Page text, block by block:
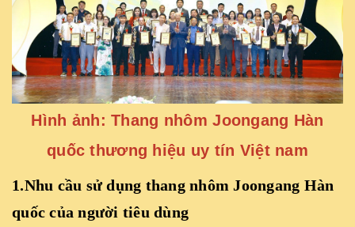
Hình ảnh: Thang nhôm Joongang Hàn
quốc thương hiệu uy tín Việt nam
1.Nhu cầu sử dụng thang nhôm Joongang Hàn
quốccủa người tiêu dùng